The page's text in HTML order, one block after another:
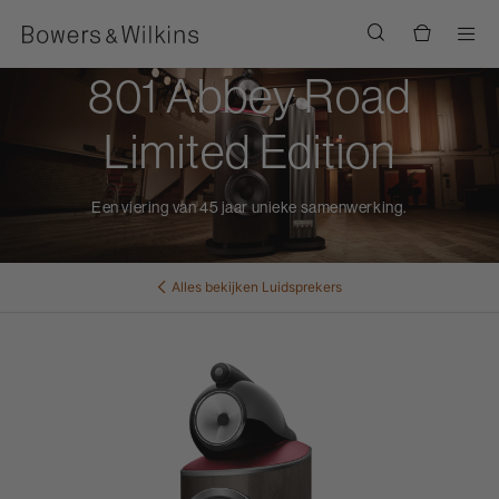
801 Abbey Road
Limited Edition
Een viering van 45 jaar unieke samenwerking.
Alles bekijken Luidsprekers